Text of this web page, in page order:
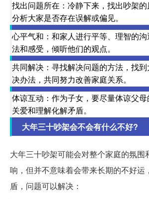
找出问题所在：冷静下来，找出吵架的
分析大家是否存在误解或偏见。
心平气和：和家人进行平等、理智的
法和感受，倾听他们的观点。
共同解决：寻找解决问题的方法，找
决办法，共同努力改善家庭关系。
体谅互动：作为子女，要尽量体谅父
关爱和理解化解矛盾。
大年三十吵架会不会有什么不好?
大年三十吵架可能会对整个家庭的氛围
响，但并不意味着会带来长期的不好运
盾，问题可以解决：